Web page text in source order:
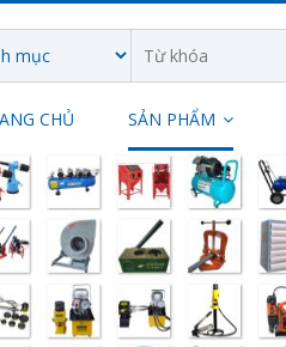
CHỦ SẢN PHẨM